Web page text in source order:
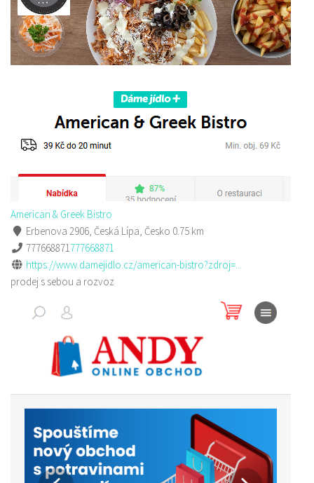
American & Greek Bistro
Erbenova 2906, Česká Lípa, Česko 0.75 km
777668871777668871
https://www.damejidlo.cz/american-bistro?zdroj=...
prodej s sebou a rozvoz